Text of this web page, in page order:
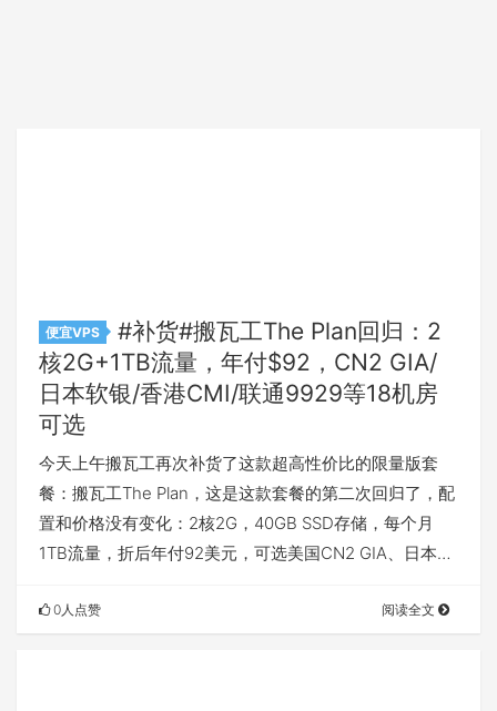
便宜VPS
#补货#搬瓦工The Plan回归：2
核2G+1TB流量，年付$92，CN2 GIA/
日本软银/香港CMI/联通9929等18机房
可选
今天上午搬瓦工再次补货了这款超高性价比的限量版套
餐：搬瓦工The Plan，这是这款套餐的第二次回归了，配
置和价格没有变化：2核2G，40GB SSD存储，每个月
1TB流量，折后年付92美元，可选美国CN2 GIA、日本…
0人点赞 阅读全文